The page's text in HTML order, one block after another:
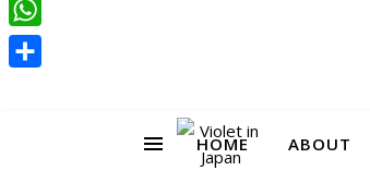
HOME ABOUT
WhatsApp